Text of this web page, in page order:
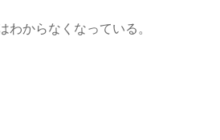
からなくなっている。